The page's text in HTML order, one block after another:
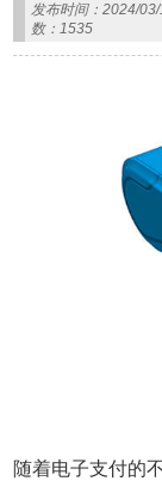
发布时间：2024/
数：1535
随着电子支付的